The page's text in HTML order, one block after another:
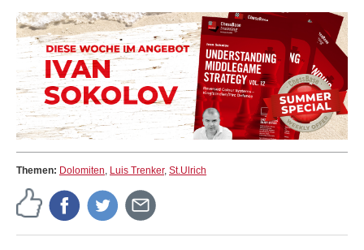
Themen: Dolomiten, Luis Trenker, St.Ulrich